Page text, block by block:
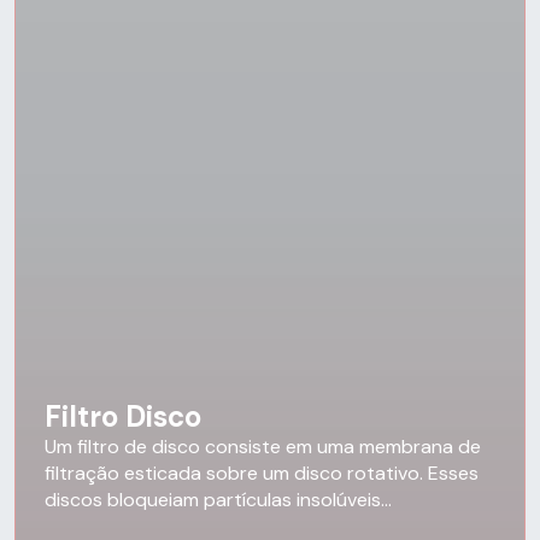
Filtro Disco
Um filtro de disco consiste em uma membrana de
filtração esticada sobre um disco rotativo. Esses
discos bloqueiam partículas insolúveis...